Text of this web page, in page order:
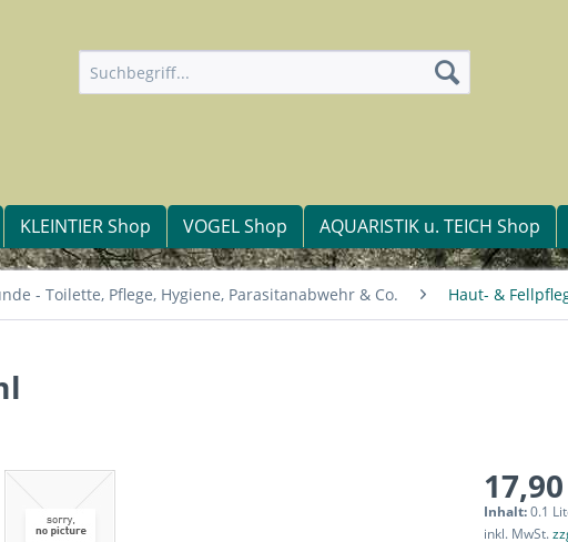
KLEINTIER Shop VOGEL Shop AQUARISTIK u. TEICH Shop
- Toilette, Pflege, Hygiene, Parasitanabwehr & Co. Haut- &
Inhalt:0.1
inkl. MwSt.